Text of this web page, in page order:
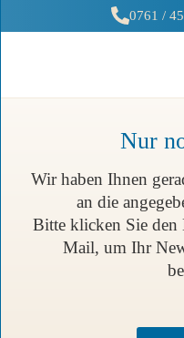
0761 /
Nur
Wir haben Ihnen
an die
Bitte klicken Sie
Mail, um Ihr